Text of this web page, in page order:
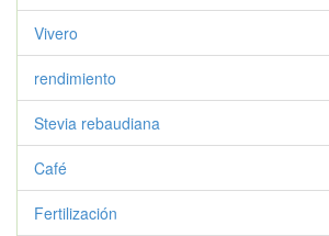
Vivero
rendimiento
Stevia rebaudiana
Café
Fertilización